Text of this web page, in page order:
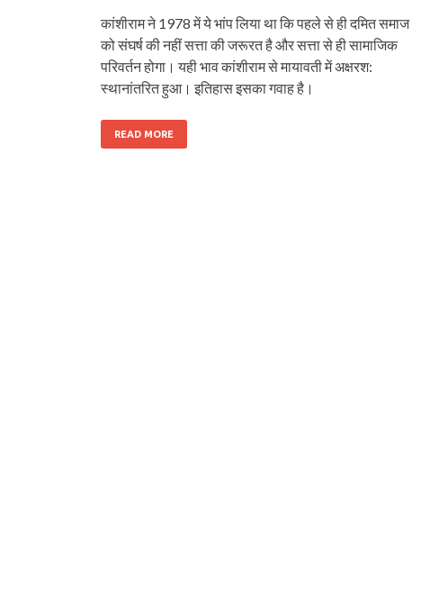
कांशीराम ने 1978 में ये भांप लिया था कि पहले से ही दमित समाज
को संघर्ष की नहीं सत्ता की जरूरत है और सत्ता से ही सामाजिक
परिवर्तन होगा। यही भाव कांशीराम से मायावती में अक्षरश:
स्थानांतरित हुआ। इतिहास इसका गवाह है।
READ MORE